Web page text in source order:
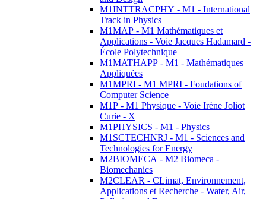
M1INTTRACPHY - M1 - International
Track in Physics
M1MAP - M1 Mathématiques et
Applications - Voie Jacques Hadamard -
École Polytechnique
M1MATHAPP - M1 - Mathématiques
Appliquées
M1MPRI - M1 MPRI - Foudations of
Computer Science
M1P - M1 Physique - Voie Irène Joliot
Curie - X
M1PHYSICS - M1 - Physics
M1SCTECHNRJ - M1 - Sciences and
Technologies for Energy
M2BIOMECA - M2 Biomeca -
Biomechanics
M2CLEAR - CLimat, Environnement,
Applications et Recherche - Water, Air,